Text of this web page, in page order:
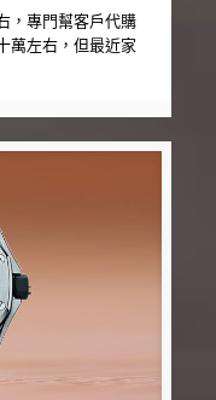
，專門幫客戶代購
萬左右，但最近家